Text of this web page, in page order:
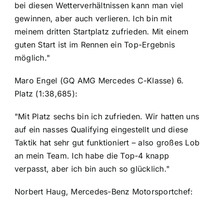
bei diesen Wetterverhältnissen kann man viel
gewinnen, aber auch verlieren. Ich bin mit
meinem dritten Startplatz zufrieden. Mit einem
guten Start ist im Rennen ein Top-Ergebnis
möglich."
Maro Engel (GQ AMG Mercedes C-Klasse) 6.
Platz (1:38,685):
"Mit Platz sechs bin ich zufrieden. Wir hatten uns
auf ein nasses Qualifying eingestellt und diese
Taktik hat sehr gut funktioniert – also großes Lob
an mein Team. Ich habe die Top-4 knapp
verpasst, aber ich bin auch so glücklich."
Norbert Haug, Mercedes-Benz Motorsportchef: